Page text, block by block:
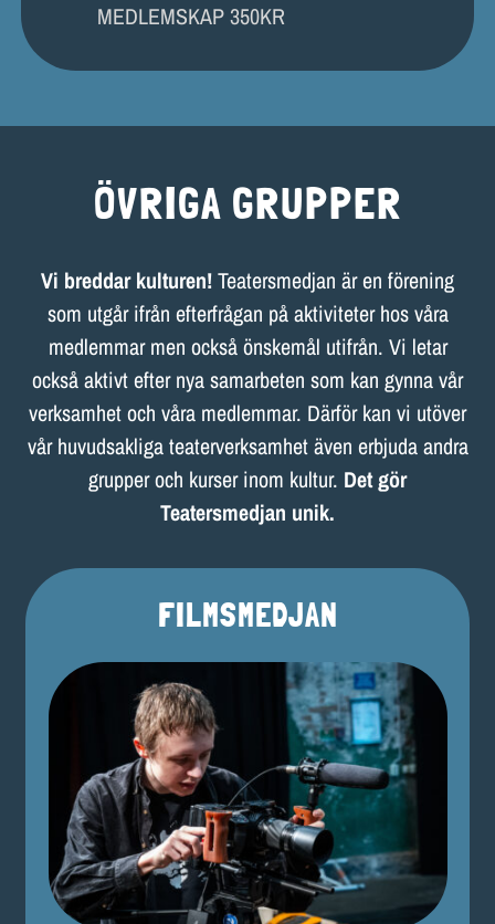
MEDLEMSKAP 350KR
ÖVRIGA GRUPPER
Vi breddar kulturen!Teatersmedjan är en förening
som utgår ifrån efterfrågan på aktiviteter hos våra
medlemmar men också önskemål utifrån. Vi letar
också aktivt efter nya samarbeten som kan gynna vår
verksamhet och våra medlemmar. Därför kan vi utöver
vår huvudsakliga teaterverksamhet även erbjuda andra
grupper och kurser inom kultur. Det gör
Teatersmedjan unik.
FILMSMEDJAN